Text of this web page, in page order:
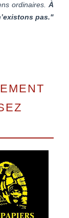
ordinaires.À
pas."